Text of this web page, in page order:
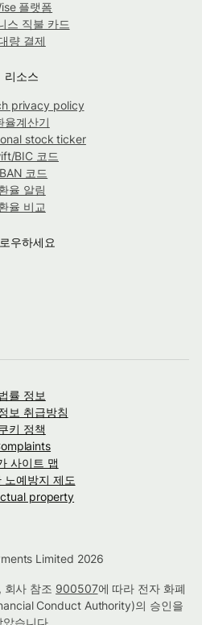
플랫폼
스 직불 카드
량 결제
리소스
privacy policy
율계산기
stock ticker
BIC 코드
코드
율 알림
율 비교
우하세요
률 정보
보 취급방침
키 정책
사이트 맵
노예방지 제도
property
Limited 2026
회사 참조 900507에 따라 전자 화폐
Conduct Authority)의 승인을
았습니다.